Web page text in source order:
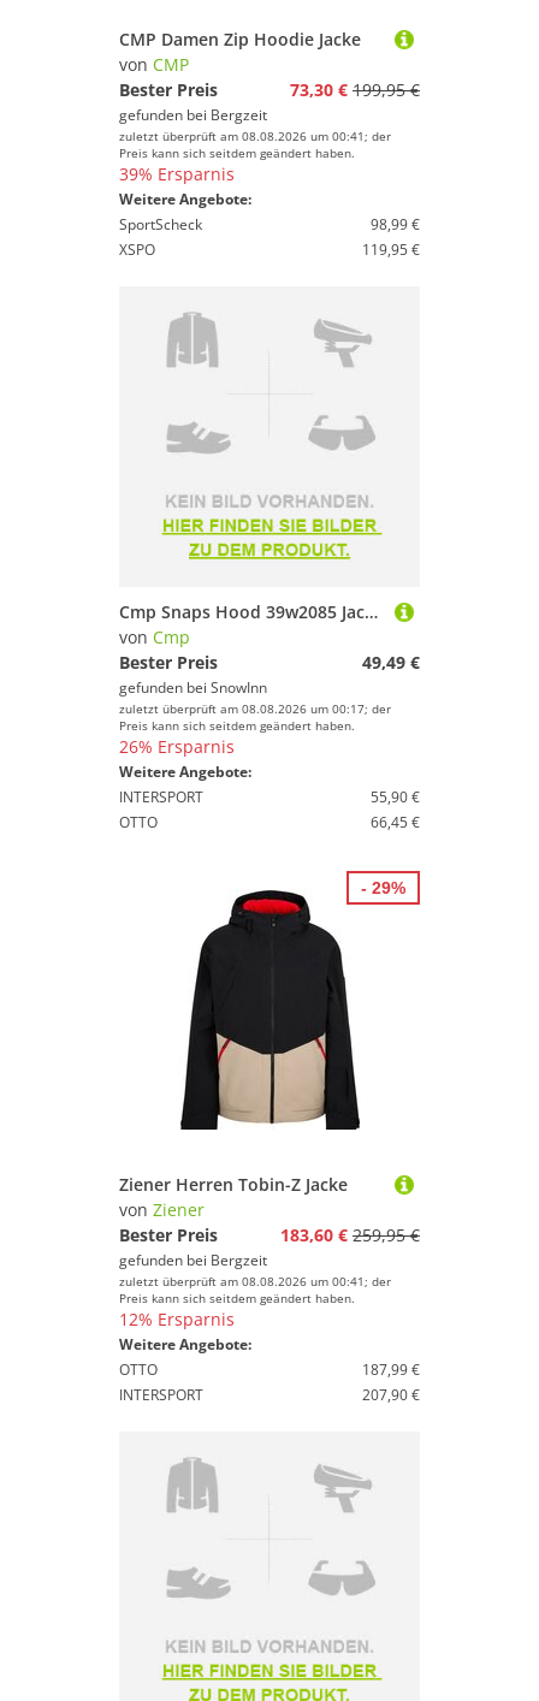
CMP Damen Zip Hoodie Jacke
von CMP
Bester Preis
73,30 € 199,95 €
gefunden bei Bergzeit
zuletzt überprüft am 08.08.2026 um 00:41; der
Preis kann sich seitdem geändert haben.
39% Ersparnis
Weitere Angebote:
SportScheck
98,99 €
XSPO
119,95 €
Cmp Snaps Hood 39w2085 Jacket Mehrfarbig 6 Years Kinder
von Cmp
Bester Preis
49,49 €
gefunden bei SnowInn
zuletzt überprüft am 08.08.2026 um 00:17; der
Preis kann sich seitdem geändert haben.
26% Ersparnis
Weitere Angebote:
INTERSPORT
55,90 €
OTTO
66,45 €
Ziener Herren Tobin-Z Jacke
von Ziener
Bester Preis
183,60 € 259,95 €
gefunden bei Bergzeit
zuletzt überprüft am 08.08.2026 um 00:41; der
Preis kann sich seitdem geändert haben.
12% Ersparnis
Weitere Angebote:
OTTO
187,99 €
INTERSPORT
207,90 €
- 29%